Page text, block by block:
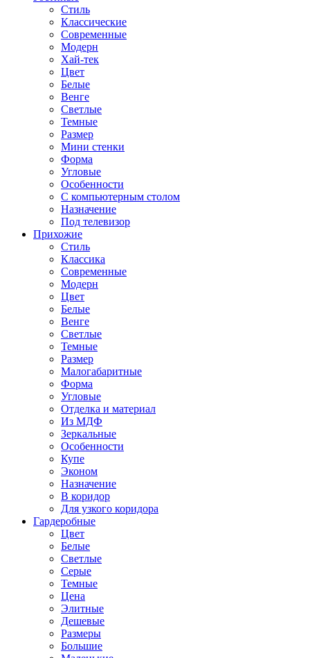
Стиль
Классические
Современные
Модерн
Хай-тек
Цвет
Белые
Венге
Светлые
Темные
Размер
Мини стенки
Форма
Угловые
Особенности
С компьютерным столом
Назначение
Под телевизор
Прихожие
Стиль
Классика
Современные
Модерн
Цвет
Белые
Венге
Светлые
Темные
Размер
Малогабаритные
Форма
Угловые
Отделка и материал
Из МДФ
Зеркальные
Особенности
Купе
Эконом
Назначение
В коридор
Для узкого коридора
Гардеробные
Цвет
Белые
Светлые
Серые
Темные
Цена
Элитные
Дешевые
Размеры
Большие